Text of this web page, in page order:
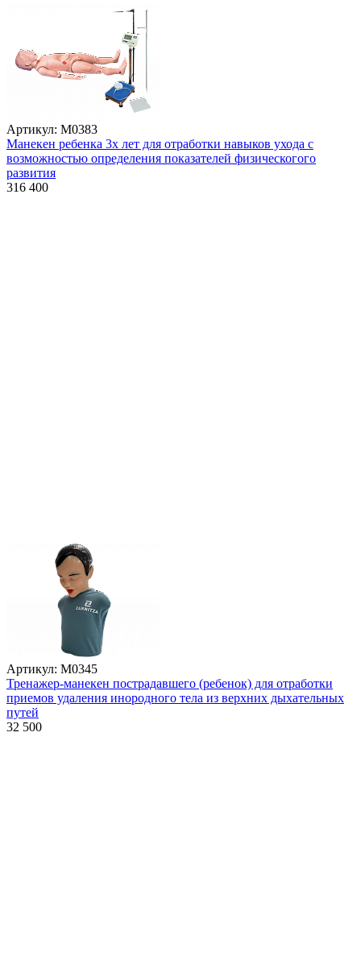
Артикул: М0383
Манекен ребенка 3х лет для отработки навыков ухода с
возможностью определения показателей физическогого
развития
316 400
Артикул: М0345
Тренажер-манекен пострадавшего (ребенок) для отработки
приемов удаления инородного тела из верхних дыхательных
путей
32 500